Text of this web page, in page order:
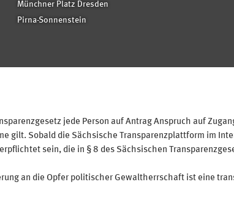
Münchner Platz Dresden
Pirna-Sonnenstein
jede Person auf Antrag Anspruch auf
gilt. Sobald die Sächsische Transparenzplattform im
sein, die in § 8 des Sächsischen
an die Opfer politischer Gewaltherrschaft ist eine